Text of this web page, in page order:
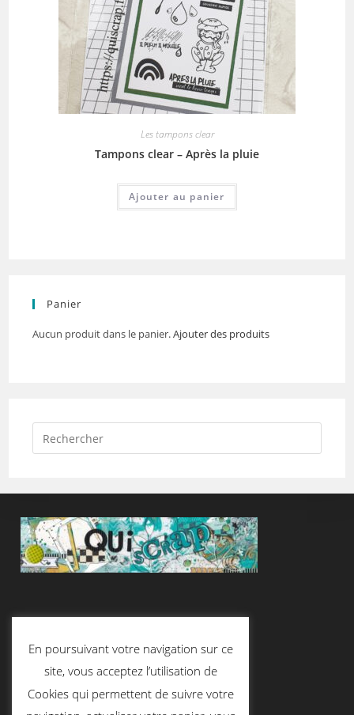
Les tampons clear
Tampons clear – Après la pluie
Ajouter au panier
Panier
Aucun produit dans le panier.Ajouter des produits
Contactez-Nous
En poursuivant votre navigation sur ce
site, vous acceptez l’utilisation de
Cookies qui permettent de suivre votre